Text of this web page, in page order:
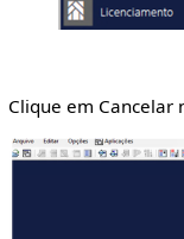
Clique em Cancelar